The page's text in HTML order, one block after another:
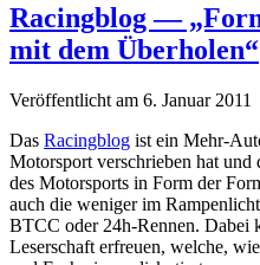
Racingblog —
mit dem Überholen“
Veröffentlicht am 6. Januar 2011
Das Racingblog ist ein Mehr-
Motorsport verschrieben hat
des Motorsports in Form der
auch die weniger im
BTCC oder 24h-Rennen. Dabei
Leserschaft erfreuen, welche,